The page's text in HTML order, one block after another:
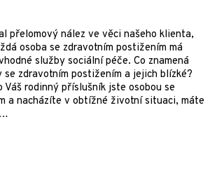
přelomový nález ve věci našeho klienta,
osoba se zdravotním postižením má
služby sociální péče. Co znamená
se zdravotním postižením a jejich blízké?
Váš rodinný příslušník jste osobou se
a nacházíte v obtížné životní situaci, máte